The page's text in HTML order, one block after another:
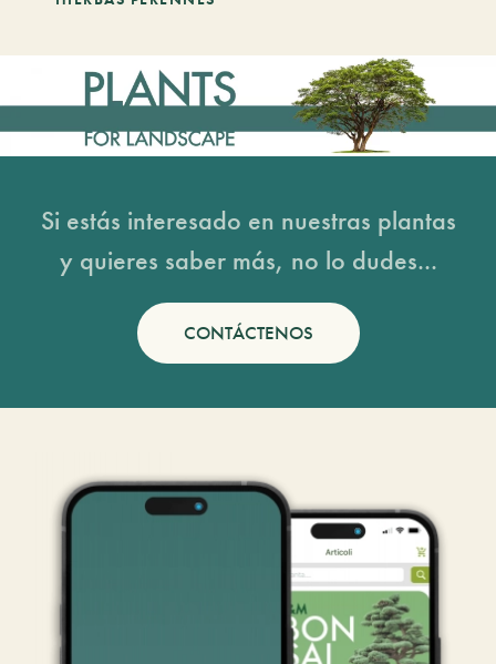
Si estás interesado en nuestras plantas
y quieres saber más, no lo dudes...
CONTÁCTENOS